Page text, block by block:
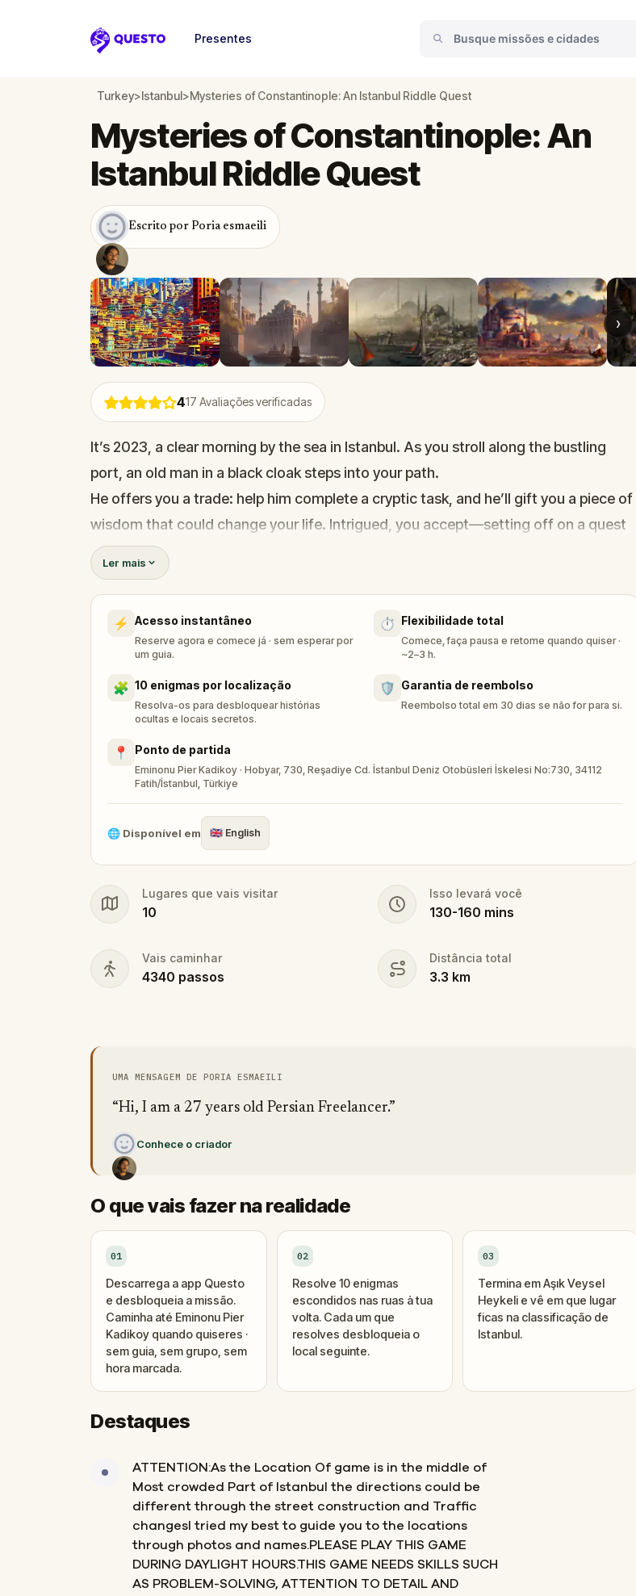
Questo
Presentes
Turkey>Istanbul>Mysteries of Constantinople: An Istanbul Riddle Quest
›
417 Avaliações verificadas
Mysteries of Constantinople: An
Istanbul Riddle Quest
Escrito por Poria esmaeili
It’s 2023, a clear morning by the sea in Istanbul. As you stroll along the bustling
port, an old man in a black cloak steps into your path.
He offers you a trade: help him complete a cryptic task, and he’ll gift you a piece of
wisdom that could change your life. Intrigued, you accept—setting off on a quest
that winds through the layers of Istanbul's past, from Byzantine relics to Ottoman
echoes.
This walking adventure blends real-world puzzles with the magic of storytelling.
You'll follow clues through ancient streets, uncover secrets of Constantinople, and
see the city in a whole new light. Perfect for curious minds, history lovers, and
adventurers—this quest is best enjoyed with friends or family. Will you take the
challenge?
Ler mais
⚡ Acesso instantâneo
Reserve agora e comece já · sem esperar por
um guia.
⏱️ Flexibilidade total
Comece, faça pausa e retome quando quiser ·
~2–3 h.
🧩 10 enigmas por localização
Resolva-os para desbloquear histórias
ocultas e locais secretos.
🛡️ Garantia de reembolso
Reembolso total em 30 dias se não for para si.
📍 Ponto de partida
Eminonu Pier Kadikoy · Hobyar, 730, Reşadiye Cd. İstanbul Deniz Otobüsleri İskelesi No:730, 34112
Fatih/İstanbul, Türkiye
🌐 Disponível em 🇬🇧 English
Lugares que vais visitar
10
Isso levará você
130-160 mins
Vais caminhar
4340 passos
Distância total
3.3 km
UMA MENSAGEM DE PORIA ESMAEILI
“Hi, I am a 27 years old Persian Freelancer.”
Conhece o criador
O que vais fazer na realidade
01
Descarrega a app Questo
e desbloqueia a missão.
Caminha até Eminonu Pier
Kadikoy quando quiseres ·
sem guia, sem grupo, sem
hora marcada.
02
Resolve 10 enigmas
escondidos nas ruas à tua
volta. Cada um que
resolves desbloqueia o
local seguinte.
03
Termina em Aşık Veysel
Heykeli e vê em que lugar
ficas na classificação de
Istanbul.
Destaques
ATTENTION:As the Location Of game is in the middle of
Most crowded Part of Istanbul the directions could be
different through the street construction and Traffic
changesI tried my best to guide you to the locations
through photos and names.PLEASE PLAY THIS GAME
DURING DAYLIGHT HOURS.THIS GAME NEEDS SKILLS SUCH
AS PROBLEM-SOLVING, ATTENTION TO DETAIL AND